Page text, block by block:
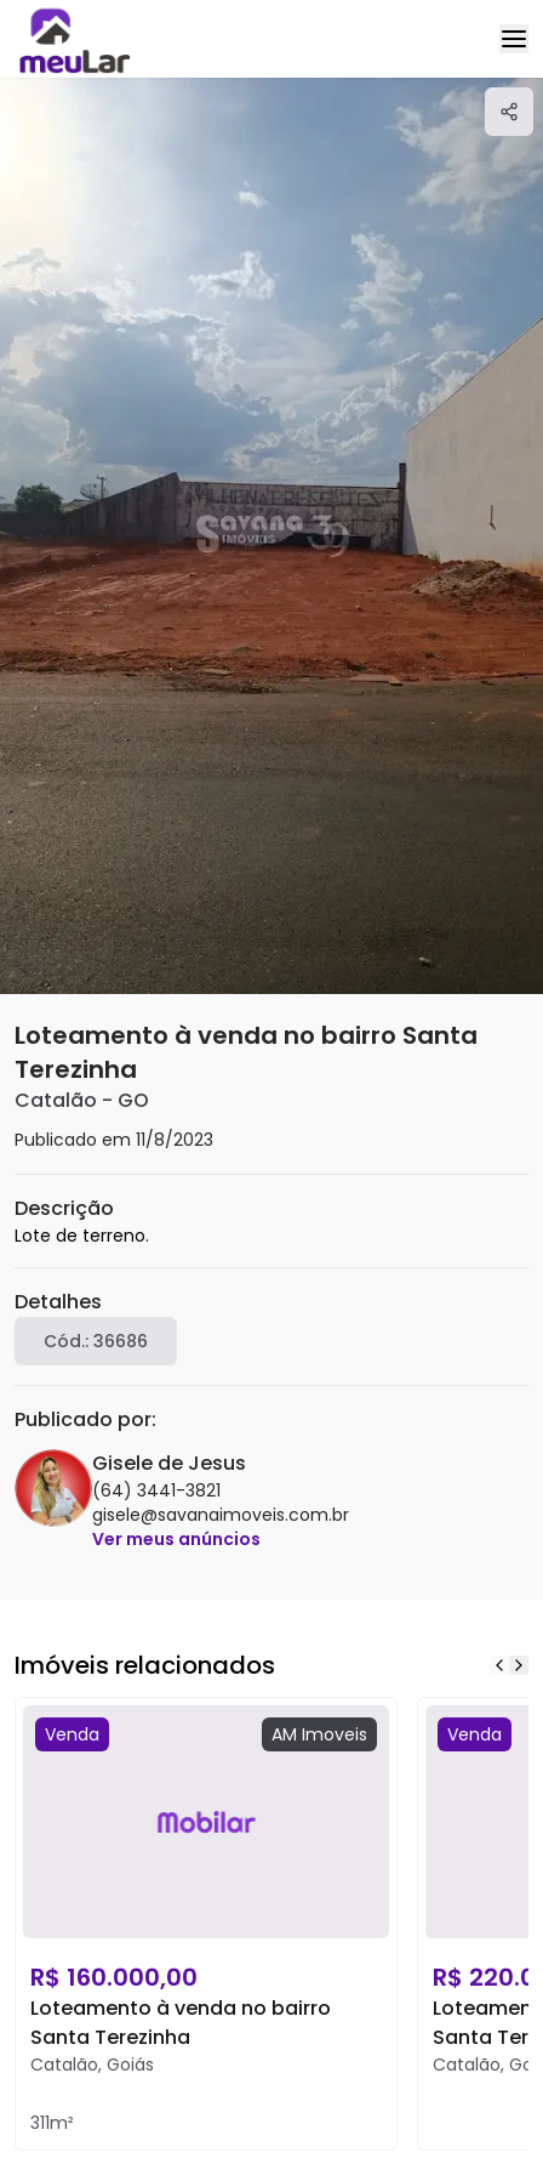
Loteamento à venda no bairro Santa
Terezinha
Catalão - GO
Publicado em 11/8/2023
Descrição
Lote de terreno.
Detalhes
Cód.: 36686
Publicado por:
Gisele de Jesus
(64) 3441-3821
gisele@savanaimoveis.com.br
Ver meus anúncios
Venda AM Imoveis
R$ 160.000,00
Loteamento à venda no bairro
Santa Terezinha
Catalão, Goiás
311m²
Venda
R$
Santa
Catalão,
Imóveis relacionados